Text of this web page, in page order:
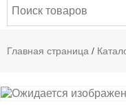
Главная страница /